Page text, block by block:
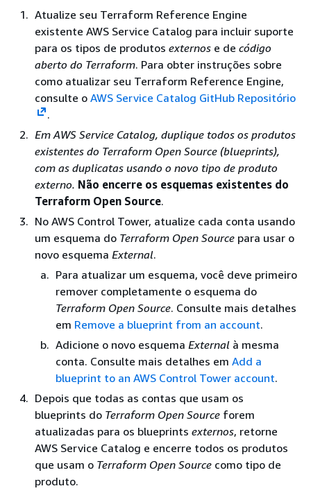
Atualize seu Terraform Reference Engine
existente AWS Service Catalog para incluir suporte
para os tipos de produtos externos e de código
aberto do Terraform. Para obter instruções sobre
como atualizar seu Terraform Reference Engine,
consulte o AWS Service Catalog GitHub Repositório
.
Em AWS Service Catalog, duplique todos os produtos
existentes do Terraform Open Source (blueprints),
com as duplicatas usando o novo tipo de produto
externo. Não encerre os esquemas existentes do
Terraform Open Source.
No AWS Control Tower, atualize cada conta usando
um esquema do Terraform Open Source para usar o
novo esquema External.
Para atualizar um esquema, você deve primeiro
remover completamente o esquema do
Terraform Open Source. Consulte mais detalhes
em Remove a blueprint from an account.
Adicione o novo esquema External à mesma
conta. Consulte mais detalhes em Add a
blueprint to an AWS Control Tower account.
Depois que todas as contas que usam os
blueprints do Terraform Open Source forem
atualizadas para os blueprints externos, retorne
AWS Service Catalog e encerre todos os produtos
que usam o Terraform Open Source como tipo de
produto.